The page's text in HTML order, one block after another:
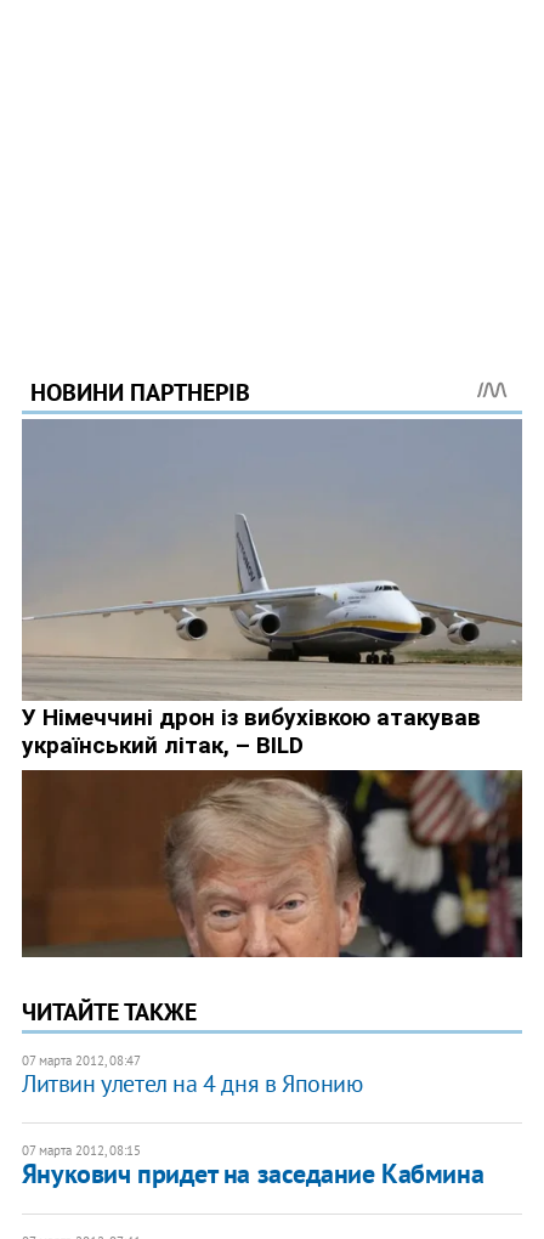
ЧИТАЙТЕ ТАКЖЕ
07 марта 2012, 08:47
Литвин улетел на 4 дня в Японию
07 марта 2012, 08:15
Янукович придет на заседание Кабмина